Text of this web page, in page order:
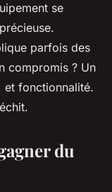
se
parfois des
compromis ? Un
et fonctionnalité.
du